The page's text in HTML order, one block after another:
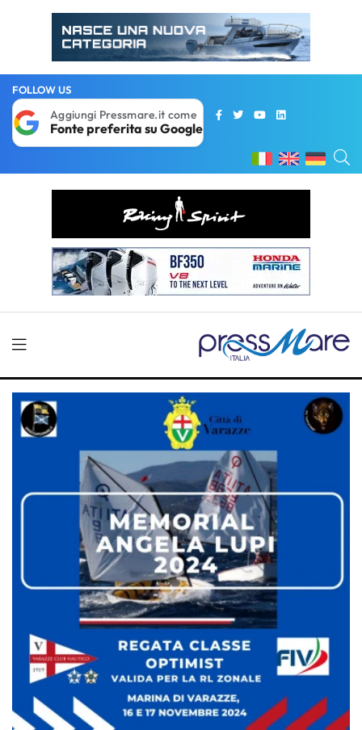
FOLLOW US
Aggiungi Pressmare.it come
Fonte preferita su Google